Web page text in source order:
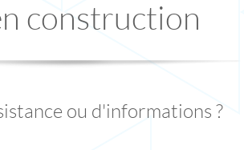
construction
ou d'informations ?